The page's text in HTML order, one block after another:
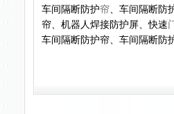
车间隔断防护帘、车间隔断防
帘、 机器人焊接防护屏、快速
车间隔断防护帘、车间隔断防